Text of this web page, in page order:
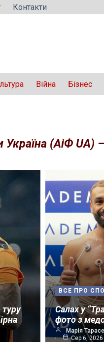
Контакти
Війна Бізнес
(АіФ UA)
туру
ВСЕ ПРО
Салах у
фото з
Марія
Сер 6, 2026